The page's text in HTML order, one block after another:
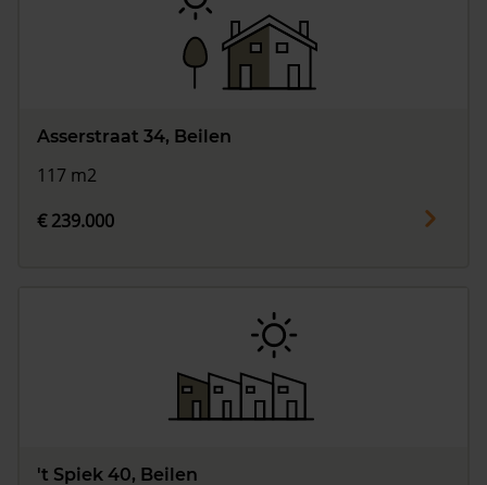
Asserstraat 34, Beilen
117 m2
€ 239.000
't Spiek 40, Beilen